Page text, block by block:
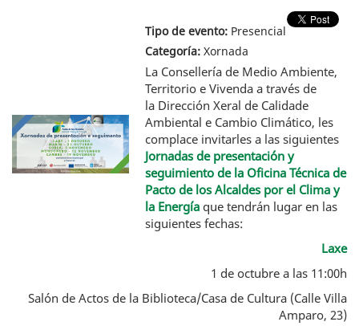
Tipo de evento: Presencial
Categoría:Xornada
La Consellería de Medio Ambiente,
Territorio e Vivenda a través de
la Dirección Xeral de Calidade
Ambiental e Cambio Climático, les
complace invitarles a las siguientes
Jornadas de presentación y
seguimiento de la Oficina Técnica de
Pacto de los Alcaldes por el Clima y
la Energía que tendrán lugar en las
siguientes fechas:
Laxe
1 de octubre a las 11:00h
Salón de Actos de la Biblioteca/Casa de Cultura (Calle Villa
Amparo, 23)